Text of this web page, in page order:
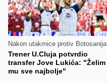
Nakon utakmice protiv Botosanija
Trener U.Cluja potvrdio
transfer Jove Lukića: "Želim
mu sve najbolje"